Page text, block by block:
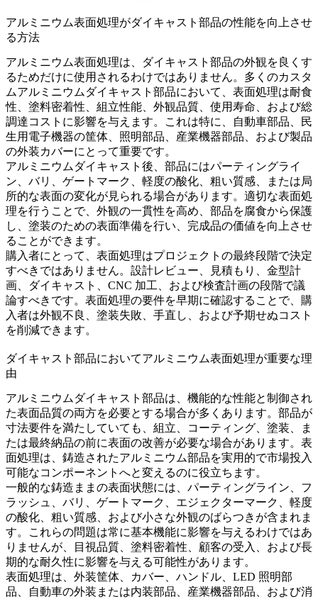
アルミニウム表面処理がダイキャスト部品の性能を向上させ
る方法
アルミニウム表面処理は、ダイキャスト部品の外観を良くす
るためだけに使用されるわけではありません。多くのカスタ
ムアルミニウムダイキャスト部品において、表面処理は耐食
性、塗料密着性、組立性能、外観品質、使用寿命、および総
調達コストに影響を与えます。これは特に、自動車部品、民
生用電子機器の筐体、照明部品、産業機器部品、および製品
の外装カバーにとって重要です。
アルミニウムダイキャスト 後、部品にはパーティングライ
ン、バリ、ゲートマーク、軽度の酸化、粗い質感、または局
所的な表面の変化が見られる場合があります。適切な表面処
理を行うことで、外観の一貫性を高め、部品を腐食から保護
し、塗装のための表面準備を行い、完成品の価値を向上させ
ることができます。
購入者にとって、表面処理はプロジェクトの最終段階で決定
すべきではありません。設計レビュー、見積もり、金型計
画、ダイキャスト、CNC 加工、および検査計画の段階で議
論すべきです。表面処理の要件を早期に確認することで、購
入者は外観不良、塗装失敗、手直し、および予期せぬコスト
を削減できます。
ダイキャスト部品においてアルミニウム表面処理が重要な理
由
アルミニウムダイキャスト部品は、機能的な性能と制御され
た表面品質の両方を必要とする場合が多くあります。部品が
寸法要件を満たしていても、組立、コーティング、塗装、ま
たは最終納品の前に表面の改善が必要な場合があります。表
面処理は、鋳造されたアルミニウム部品を実用的で市場投入
可能なコンポーネントへと変えるのに役立ちます。
一般的な鋳造ままの表面状態には、パーティングライン、フ
ラッシュ、バリ、ゲートマーク、エジェクターマーク、軽度
の酸化、粗い質感、および小さな外観のばらつきが含まれま
す。これらの問題は常に基本機能に影響を与えるわけではあ
りませんが、目視品質、塗料密着性、顧客の受入、および長
期的な耐久性に影響を与える可能性があります。
表面処理は、外装筐体、カバー、ハンドル、LED 照明部
品、自動車の外装または内装部品、産業機器部品、および消